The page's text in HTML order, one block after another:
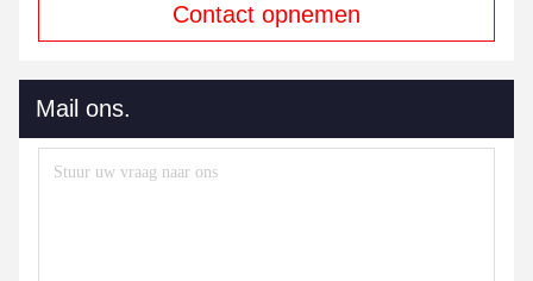
Contact opnemen
Mail ons.